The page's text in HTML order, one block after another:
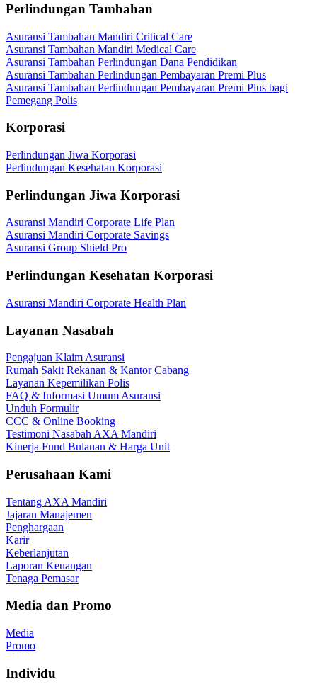
Perlindungan Tambahan
Asuransi Tambahan Mandiri Critical Care
Asuransi Tambahan Mandiri Medical Care
Asuransi Tambahan Perlindungan Dana Pendidikan
Asuransi Tambahan Perlindungan Pembayaran Premi Plus
Asuransi Tambahan Perlindungan Pembayaran Premi Plus bagi
Pemegang Polis
Korporasi
Perlindungan Jiwa Korporasi
Perlindungan Kesehatan Korporasi
Perlindungan Jiwa Korporasi
Asuransi Mandiri Corporate Life Plan
Asuransi Mandiri Corporate Savings
Asuransi Group Shield Pro
Perlindungan Kesehatan Korporasi
Asuransi Mandiri Corporate Health Plan
Layanan Nasabah
Pengajuan Klaim Asuransi
Rumah Sakit Rekanan & Kantor Cabang
Layanan Kepemilikan Polis
FAQ & Informasi Umum Asuransi
Unduh Formulir
CCC & Online Booking
Testimoni Nasabah AXA Mandiri
Kinerja Fund Bulanan & Harga Unit
Perusahaan Kami
Tentang AXA Mandiri
Jajaran Manajemen
Penghargaan
Karir
Keberlanjutan
Laporan Keuangan
Tenaga Pemasar
Media dan Promo
Media
Promo
Individu